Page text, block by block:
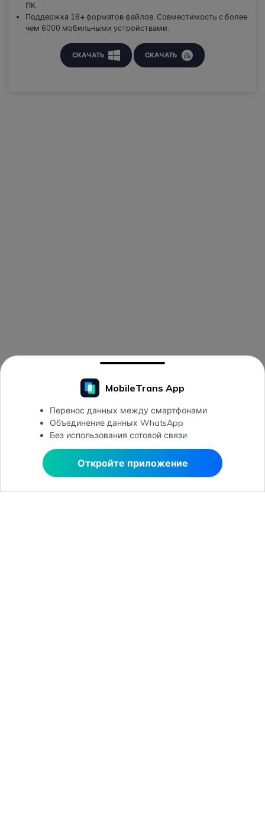
Открыть в MobileTrans
MobileTrans App
Перенос данных между смартфонами
Объединение данных WhatsApp
Без использования сотовой связи
Откройте приложение
ПК.
Поддержка 18+ форматов файлов, Совместимость с более
чем 6000 мобильными устройствами.
СКАЧАТЬ СКАЧАТЬ